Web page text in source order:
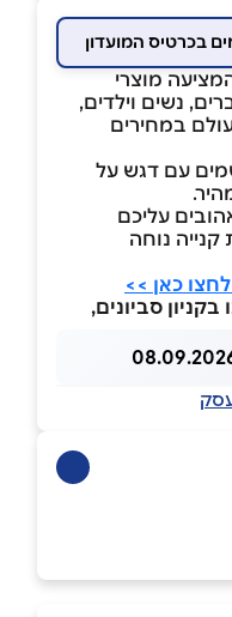
מוצרי
נשים וילדים,
במחירים
עם דגש על
עליכם
קנייה נוחה
כאן >>
סביונים,